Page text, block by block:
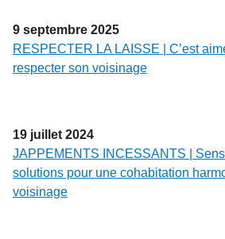
9 septembre 2025
RESPECTER LA LAISSE | C’est
respecter son voisinage
19 juillet 2024
JAPPEMENTS INCESSANTS |
solutions pour une cohabitation
voisinage